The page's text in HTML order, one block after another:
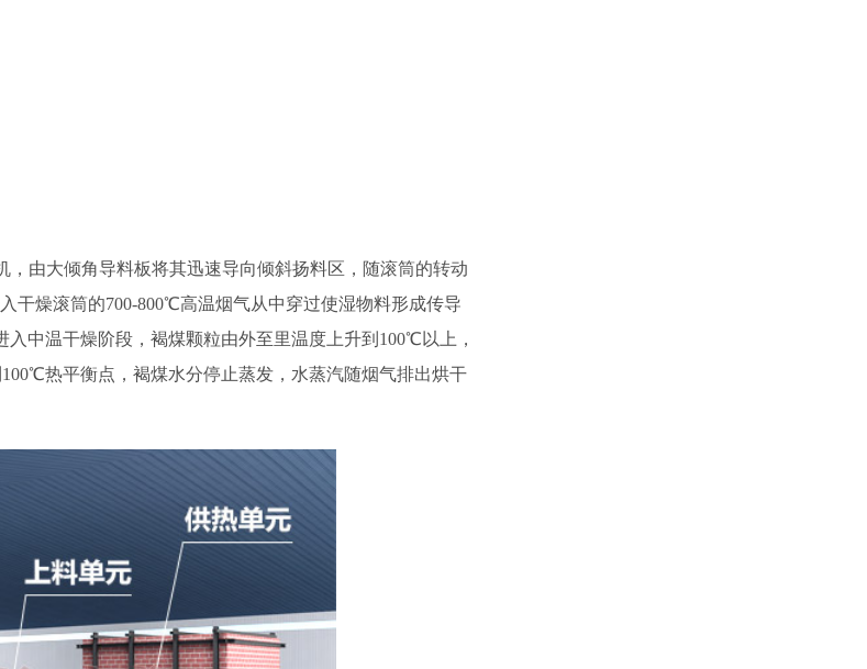
由大倾角导料板将其迅速导向倾斜扬料区，随滚筒的转动
干燥滚筒的700-800℃高温烟气从中穿过使湿物料形成传导
中温干燥阶段，褐煤颗粒由外至里温度上升到100℃以上，
热平衡点，褐煤水分停止蒸发，水蒸汽随烟气排出烘干